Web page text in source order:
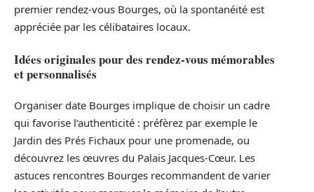
premier rendez-vous Bourges, où la spontanéité est
appréciée par les célibataires locaux.
Idées originales pour des rendez-vous mémorables
et personnalisés
Organiser date Bourges implique de choisir un cadre
qui favorise l’authenticité : préfèrez par exemple le
Jardin des Prés Fichaux pour une promenade, ou
découvrez les œuvres du Palais Jacques-Cœur. Les
astuces rencontres Bourges recommandent de varier